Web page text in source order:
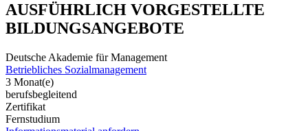
AUSFÜHRLICH VORGESTELLTE
BILDUNGSANGEBOTE
Deutsche Akademie für Management
Betriebliches Sozialmanagement
3 Monat(e)
berufsbegleitend
Zertifikat
Fernstudium